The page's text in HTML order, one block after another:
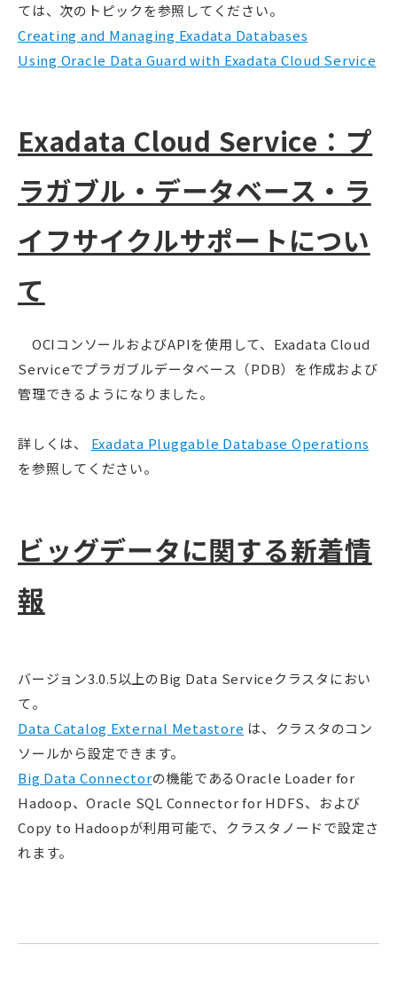
ては、次のトピックを参照してください。
Creating and Managing Exadata Databases
Using Oracle Data Guard with Exadata Cloud Service
Exadata Cloud Service：プ
ラガブル・データベース・ラ
イフサイクルサポートについ
て
OCIコンソールおよびAPIを使用して、Exadata Cloud
Serviceでプラガブルデータベース（PDB）を作成および
管理できるようになりました。
詳しくは、 Exadata Pluggable Database Operations
を参照してください。
ビッグデータに関する新着情
報
バージョン3.0.5以上のBig Data Serviceクラスタにおい
て。
Data Catalog External Metastore は、クラスタのコン
ソールから設定できます。
Big Data Connectorの機能であるOracle Loader for
Hadoop、Oracle SQL Connector for HDFS、および
Copy to Hadoopが利用可能で、クラスタノードで設定さ
れます。